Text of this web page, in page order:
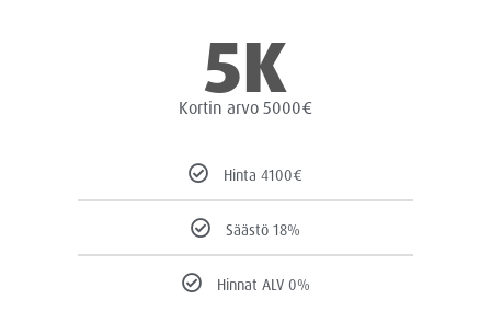
5K
Kortin arvo 5000€
Hinta 4100€
Säästö 18%
Hinnat ALV 0%